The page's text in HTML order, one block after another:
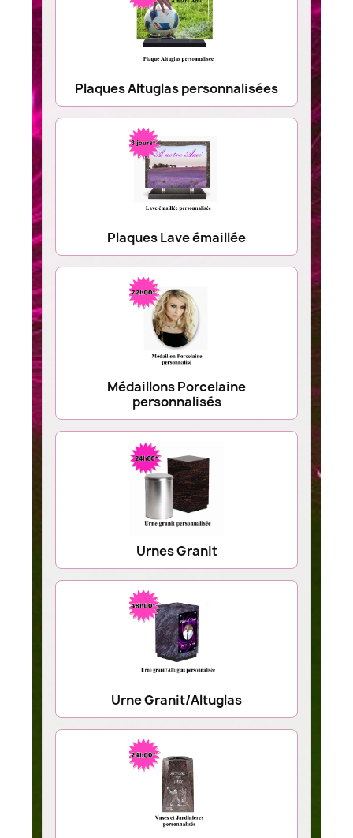
Plaques Altuglas personnalisées
Plaques Lave émaillée
Médaillons Porcelaine
personnalisés
Urnes Granit
Urne Granit/Altuglas